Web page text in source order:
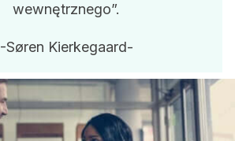
wewnętrznego”.
-Søren Kierkegaard-